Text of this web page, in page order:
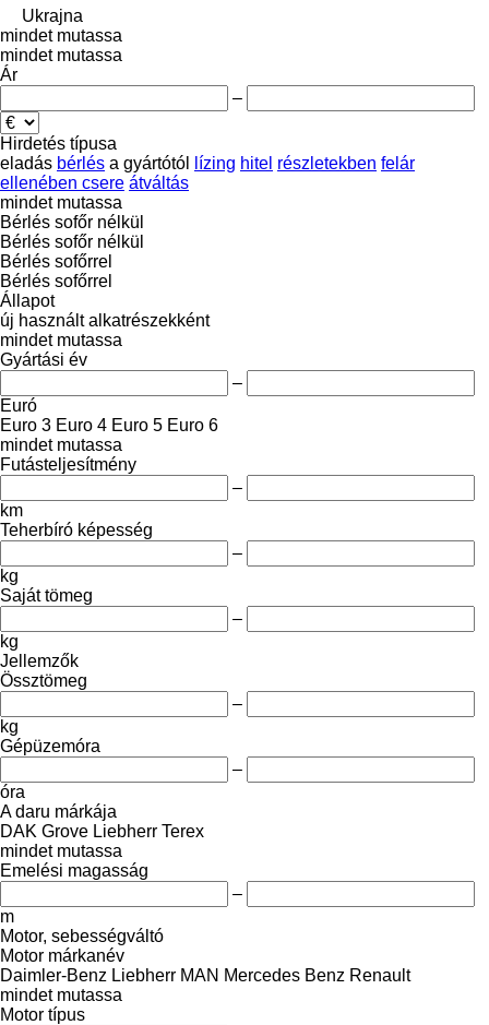
Ukrajna
mindet mutassa
mindet mutassa
Ár
–
Hirdetés típusa
eladás bérlés a gyártótól lízing hitel részletekben felár
ellenében csere átváltás
mindet mutassa
Bérlés sofőr nélkül
Bérlés sofőr nélkül
Bérlés sofőrrel
Bérlés sofőrrel
Állapot
új használt alkatrészekként
mindet mutassa
Gyártási év
–
Euró
Euro 3 Euro 4 Euro 5 Euro 6
mindet mutassa
Futásteljesítmény
–
km
Teherbíró képesség
–
kg
Saját tömeg
–
kg
Jellemzők
Össztömeg
–
kg
Gépüzemóra
–
óra
A daru márkája
DAK Grove Liebherr Terex
mindet mutassa
Emelési magasság
–
m
Motor, sebességváltó
Motor márkanév
Daimler-Benz Liebherr MAN Mercedes Benz Renault
mindet mutassa
Motor típus